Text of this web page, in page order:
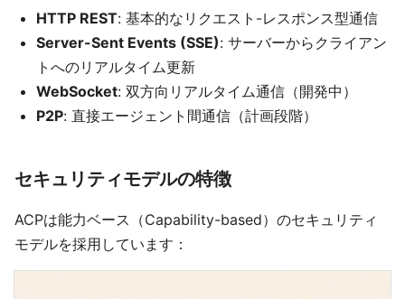
HTTP REST: 基本的なリクエスト-レスポンス型通信
Server-Sent Events (SSE): サーバーからクライアン
トへのリアルタイム更新
WebSocket: 双方向リアルタイム通信（開発中）
P2P: 直接エージェント間通信（計画段階）
セキュリティモデルの特徴
ACPは能力ベース（Capability-based）のセキュリティ
モデルを採用しています：